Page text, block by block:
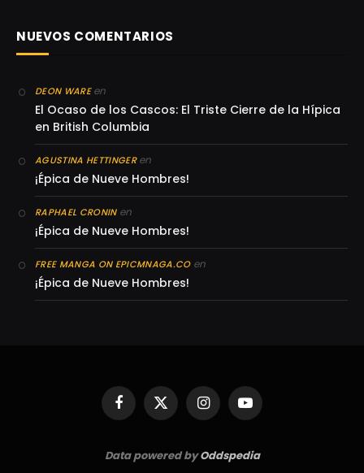
NUEVOS COMENTARIOS
DEON WAREen
El Ocaso de los Cascos: El Triste Cierre de la Hípica
en British Columbia
AGUSTINA HETTINGERen
¡Épica de Nueve Hombres!
RAPHAEL CRONINen
¡Épica de Nueve Hombres!
FREE MANGA ON EPICMNAGA.COen
¡Épica de Nueve Hombres!
Facebook
X
(Twitter)
InstagramYouTube
Data powered byOddspedia